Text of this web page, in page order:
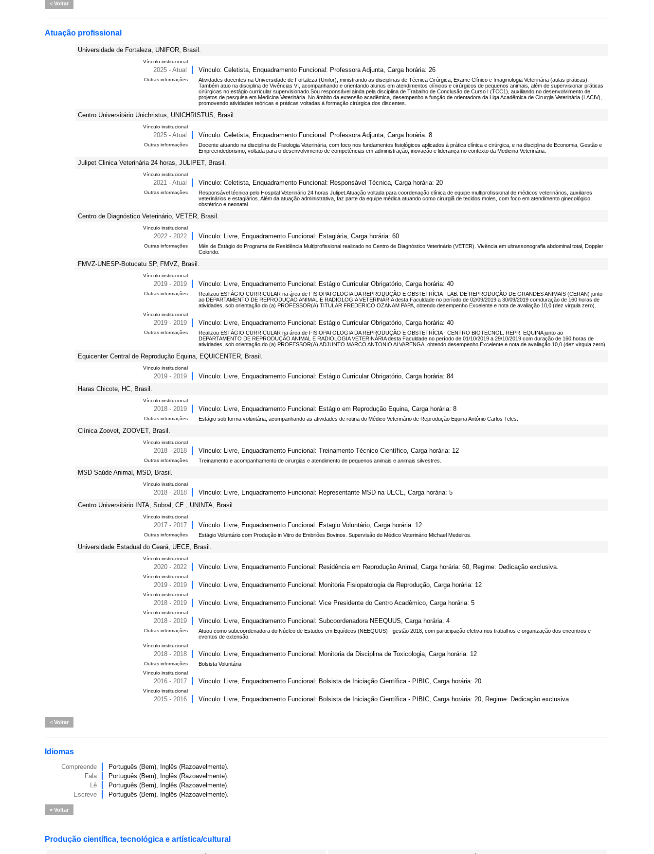
Voltar
Atuação profissional
Universidade de Fortaleza, UNIFOR, Brasil.
Vínculo institucional
2025 - Atual Vínculo: Celetista, Enquadramento Funcional: Professora Adjunta, Carga horária: 26
Outras informações
Atividades docentes na Universidade de Fortaleza (Unifor), ministrando as disciplinas de Técnica Cirúrgica, Exame Clínico e Imaginologia Veterinária (aulas práticas).
Também atuo na disciplina de Vivências VI, acompanhando e orientando alunos em atendimentos clínicos e cirúrgicos de pequenos animais, além de supervisionar práticas
cirúrgicas no estágio curricular supervisionado.Sou responsável ainda pela disciplina de Trabalho de Conclusão de Curso I (TCC1), auxiliando no desenvolvimento de
projetos de pesquisa em Medicina Veterinária. No âmbito da extensão acadêmica, desempenho a função de orientadora da Liga Acadêmica de Cirurgia Veterinária (LACIV),
promovendo atividades teóricas e práticas voltadas à formação cirúrgica dos discentes.
Centro Universitário Unichristus, UNICHRISTUS, Brasil.
Vínculo institucional
2025 - Atual Vínculo: Celetista, Enquadramento Funcional: Professora Adjunta, Carga horária: 8
Outras informações
Docente atuando na disciplina de Fisiologia Veterinária, com foco nos fundamentos fisiológicos aplicados à prática clínica e cirúrgica, e na disciplina de Economia, Gestão e
Empreendedorismo, voltada para o desenvolvimento de competências em administração, inovação e liderança no contexto da Medicina Veterinária.
Julipet Clinica Veterinária 24 horas, JULIPET, Brasil.
Vínculo institucional
2021 - Atual Vínculo: Celetista, Enquadramento Funcional: Responsável Técnica, Carga horária: 20
Outras informações
Responsável técnica pelo Hospital Veterinário 24 horas Julipet.Atuação voltada para coordenação clínica de equipe multiprofissional de médicos veterinários, auxiliares
veterinários e estagiários. Além da atuação administrativa, faz parte da equipe médica atuando como cirurgiã de tecidos moles, com foco em atendimento ginecológico,
obstétrico e neonatal.
Centro de Diagnóstico Veterinário, VETER, Brasil.
Vínculo institucional
2022 - 2022 Vínculo: Livre, Enquadramento Funcional: Estagiária, Carga horária: 60
Outras informações
Mês de Estágio do Programa de Residência Multiprofissional realizado no Centro de Diagnóstico Veterinário (VETER). Vivência em ultrassonografia abdominal total, Doppler
Colorido.
FMVZ-UNESP-Botucatu SP, FMVZ, Brasil.
Vínculo institucional
2019 - 2019 Vínculo: Livre, Enquadramento Funcional: Estágio Curricular Obrigatório, Carga horária: 40
Outras informações
Realizou ESTÁGIO CURRICULAR na área de FISIOPATOLOGIA DA REPRODUÇÃO E OBSTETRÍCIA - LAB. DE REPRODUÇÃO DE GRANDES ANIMAIS (CERAN) junto
ao DEPARTAMENTO DE REPRODUÇÃO ANIMAL E RADIOLOGIA VETERINÁRIA desta Faculdade no período de 02/09/2019 a 30/09/2019 comduração de 160 horas de
atividades, sob orientação do (a) PROFESSOR(A) TITULAR FREDERICO OZANAM PAPA, obtendo desempenho Excelente e nota de avaliação 10,0 (dez virgula zero).
Vínculo institucional
2019 - 2019 Vínculo: Livre, Enquadramento Funcional: Estágio Curricular Obrigatório, Carga horária: 40
Outras informações
Realizou ESTÁGIO CURRICULAR na área de FISIOPATOLOGIA DA REPRODUÇÃO E OBSTETRÍCIA - CENTRO BIOTECNOL. REPR. EQUINA junto ao
DEPARTAMENTO DE REPRODUÇÃO ANIMAL E RADIOLOGIA VETERINÁRIA desta Faculdade no período de 01/10/2019 a 29/10/2019 com duração de 160 horas de
atividades, sob orientação do (a) PROFESSOR(A) ADJUNTO MARCO ANTONIO ALVARENGA, obtendo desempenho Excelente e nota de avaliação 10,0 (dez virgula zero).
Equicenter Central de Reprodução Equina, EQUICENTER, Brasil.
Vínculo institucional
2019 - 2019
Vínculo: Livre, Enquadramento Funcional: Estágio Curricular Obrigatório, Carga horária: 84
Haras Chicote, HC, Brasil.
Vínculo institucional
2018 - 2019 Vínculo: Livre, Enquadramento Funcional: Estágio em Reprodução Equina, Carga horária: 8
Outras informações Estágio sob forma voluntária, acompanhando as atividades de rotina do Médico Veterinário de Reprodução Equina Antônio Carlos Teles.
Clínica Zoovet, ZOOVET, Brasil.
Vínculo institucional
2018 - 2018 Vínculo: Livre, Enquadramento Funcional: Treinamento Técnico Científico, Carga horária: 12
Outras informações Treinamento e acompanhamento de cirurgias e atendimento de pequenos animais e animais silvestres.
MSD Saúde Animal, MSD, Brasil.
Vínculo institucional
2018 - 2018
Vínculo: Livre, Enquadramento Funcional: Representante MSD na UECE, Carga horária: 5
Centro Universitário INTA, Sobral, CE., UNINTA, Brasil.
Vínculo institucional
2017 - 2017 Vínculo: Livre, Enquadramento Funcional: Estagio Voluntário, Carga horária: 12
Outras informações Estágio Voluntário com Produção in Vitro de Embriões Bovinos. Supervisão do Médico Veterinário Michael Medeiros.
Universidade Estadual do Ceará, UECE, Brasil.
Vínculo institucional
2020 - 2022 Vínculo: Livre, Enquadramento Funcional: Residência em Reprodução Animal, Carga horária: 60, Regime: Dedicação exclusiva.
Vínculo institucional
2019 - 2019 Vínculo: Livre, Enquadramento Funcional: Monitoria Fisiopatologia da Reprodução, Carga horária: 12
Vínculo institucional
2018 - 2019 Vínculo: Livre, Enquadramento Funcional: Vice Presidente do Centro Acadêmico, Carga horária: 5
Vínculo institucional
2018 - 2019 Vínculo: Livre, Enquadramento Funcional: Subcoordenadora NEEQUUS, Carga horária: 4
Outras informações
Atuou como subcoordenadora do Núcleo de Estudos em Equídeos (NEEQUUS) - gestão 2018, com participação efetiva nos trabalhos e organização dos encontros e
eventos de extensão.
Vínculo institucional
2018 - 2018 Vínculo: Livre, Enquadramento Funcional: Monitoria da Disciplina de Toxicologia, Carga horária: 12
Outras informações Bolsista Voluntária
Vínculo institucional
2016 - 2017 Vínculo: Livre, Enquadramento Funcional: Bolsista de Iniciação Científica - PIBIC, Carga horária: 20
Vínculo institucional
2015 - 2016 Vínculo: Livre, Enquadramento Funcional: Bolsista de Iniciação Científica - PIBIC, Carga horária: 20, Regime: Dedicação exclusiva.
Voltar
Idiomas
Compreende
Português (Bem), Inglês (Razoavelmente).
Fala
Português (Bem), Inglês (Razoavelmente).
Lê
Português (Bem), Inglês (Razoavelmente).
Escreve
Português (Bem), Inglês (Razoavelmente).
Voltar
Produção científica, tecnológica e artística/cultural